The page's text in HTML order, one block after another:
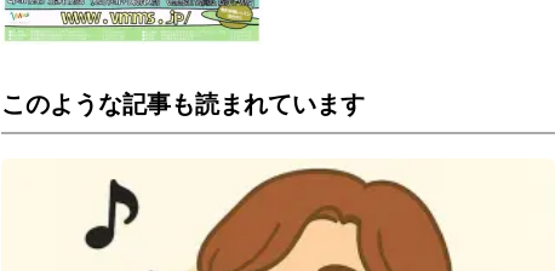
このような記事も読まれています